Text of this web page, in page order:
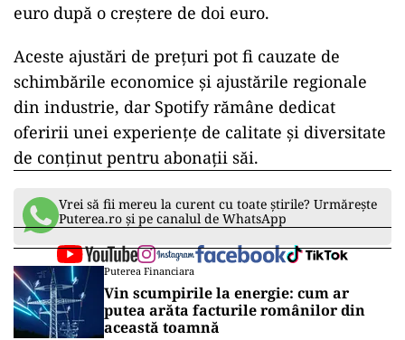
euro după o creștere de doi euro.
Aceste ajustări de prețuri pot fi cauzate de
schimbările economice și ajustările regionale
din industrie, dar Spotify rămâne dedicat
oferirii unei experiențe de calitate și diversitate
de conținut pentru abonații săi.
Vrei să fii mereu la curent cu toate știrile? Urmărește
Puterea.ro și pe canalul de WhatsApp
Puterea Financiara
Vin scumpirile la energie: cum ar
putea arăta facturile românilor din
această toamnă